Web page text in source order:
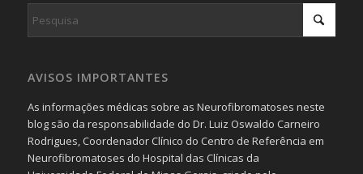
AVISOS IMPORTANTES
As informações médicas sobre as Neurofibromatoses neste
blog são da responsabilidade do Dr. Luiz Oswaldo Carneiro
Rodrigues, Coordenador Clínico do Centro de Referência em
Neurofibromatoses do Hospital das Clínicas da